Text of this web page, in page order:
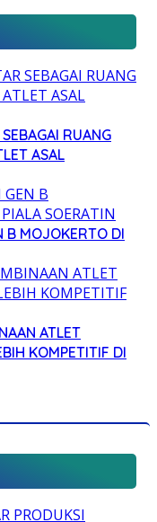
RUANG
ASAL
B MOJOKERTO DI
ATLET
KOMPETITIF DI